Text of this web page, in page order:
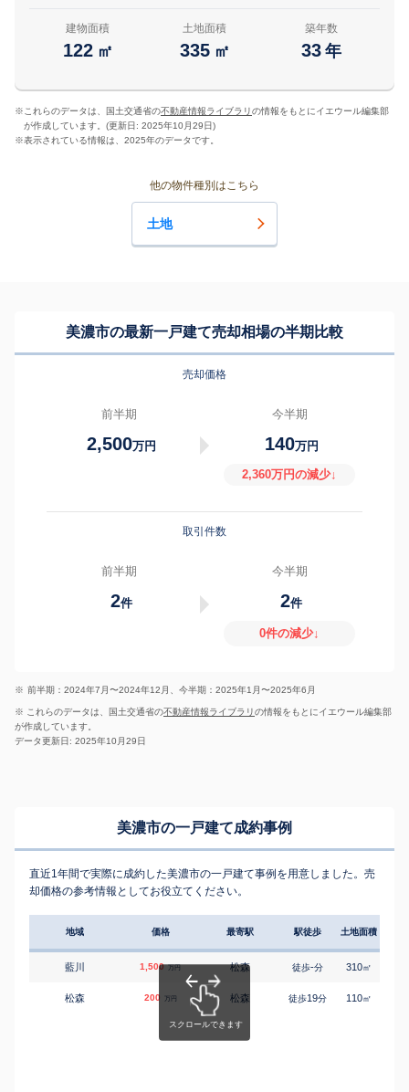
建物面積
122 ㎡
土地面積
335 ㎡
築年数
33 年
※ これらのデータは、国土交通省の不動産情報ライブラリの情報をもとにイエウール編集部
が作成しています。(更新日: 2025年10月29日)
※表示されている情報は、2025年のデータです。
他の物件種別はこちら
土地
美濃市の最新一戸建て売却相場の半期比較
売却価格
前半期
2,500万円
今半期
140万円
2,360万円の減少↓
取引件数
前半期
2件
今半期
2件
0件の減少↓
※ 前半期：2024年7月〜2024年12月、今半期：2025年1月〜2025年6月
※ これらのデータは、国土交通省の不動産情報ライブラリの情報をもとにイエウール編集部
が作成しています。
データ更新日: 2025年10月29日
美濃市の一戸建て成約事例
直近1年間で実際に成約した美濃市の一戸建て事例を用意しました。売
却価格の参考情報としてお役立てください。
地域 価格 最寄駅 駅徒歩 土地面積
藍川 1,500 万円 松森 徒歩-分 310㎡
松森 200 万円 松森 徒歩19分 110㎡